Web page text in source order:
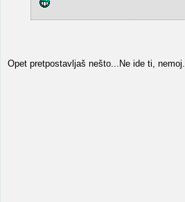
Opet pretpostavljaš nešto...Ne ide ti, nemoj.